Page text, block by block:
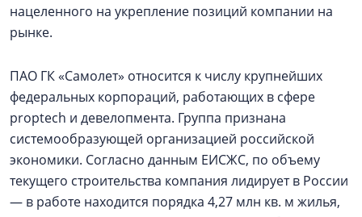
нацеленного на укрепление позиций компании на
рынке.
ПАО ГК «Самолет» относится к числу крупнейших
федеральных корпораций, работающих в сфере
proptech и девелопмента. Группа признана
системообразующей организацией российской
экономики. Согласно данным ЕИСЖС, по объему
текущего строительства компания лидирует в России
— в работе находится порядка 4,27 млн кв. м жилья,